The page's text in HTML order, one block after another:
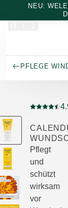
Zum Hauptinhalt
NEU:
PFLEGE
Aktuelle
Pflegt
und
schützt
wirksam
vor